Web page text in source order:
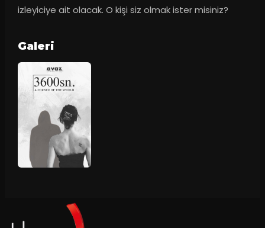
izleyiciye ait olacak. O kişi siz olmak ister misiniz?
Galeri